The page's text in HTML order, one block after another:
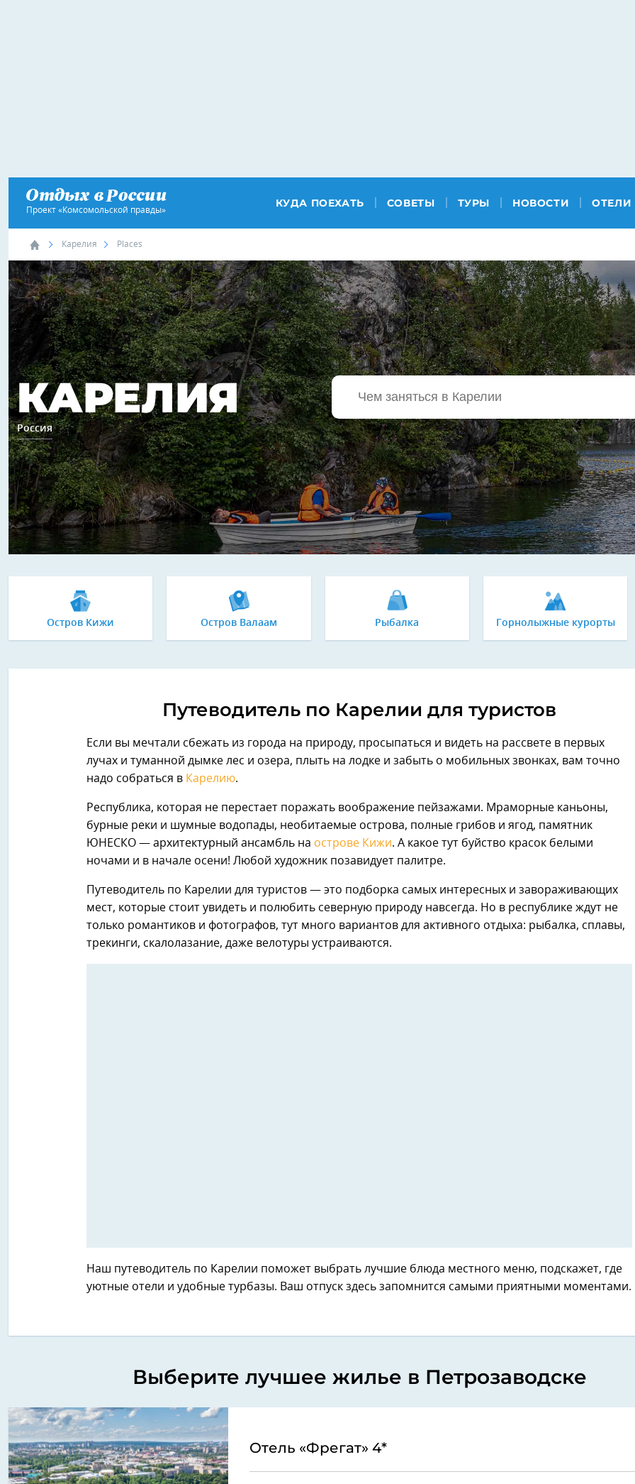
Проект «Комсомольской правды»
КУДА ПОЕХАТЬ СОВЕТЫ ТУРЫ НОВОСТИ ОТЕЛИ
Карелия Places
КАРЕЛИЯ
Россия
Остров Кижи Остров Валаам Рыбалка Горнолыжные курорты
Путеводитель по Карелии для туристов
Если вы мечтали сбежать из города на природу, просыпаться и видеть на рассвете в первых
лучах и туманной дымке лес и озера, плыть на лодке и забыть о мобильных звонках, вам точно
надо собраться в Карелию.
Республика, которая не перестает поражать воображение пейзажами. Мраморные каньоны,
бурные реки и шумные водопады, необитаемые острова, полные грибов и ягод, памятник
ЮНЕСКО — архитектурный ансамбль на острове Кижи. А какое тут буйство красок белыми
ночами и в начале осени! Любой художник позавидует палитре.
Путеводитель по Карелии для туристов — это подборка самых интересных и завораживающих
мест, которые стоит увидеть и полюбить северную природу навсегда. Но в республике ждут не
только романтиков и фотографов, тут много вариантов для активного отдыха: рыбалка, сплавы,
трекинги, скалолазание, даже велотуры устраиваются.
Наш путеводитель по Карелии поможет выбрать лучшие блюда местного меню, подскажет, где
уютные отели и удобные турбазы. Ваш отпуск здесь запомнится самыми приятными моментами.
Выберите лучшее жилье в Петрозаводске
Отель «Фрегат» 4*